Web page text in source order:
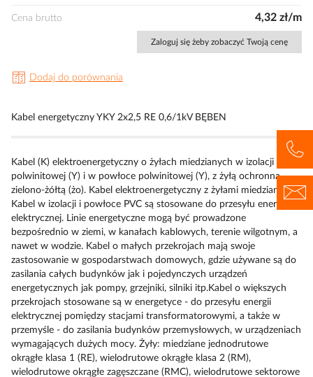
Cena brutto 4,32 zł/m
Zaloguj się żeby zobaczyć Twoją cenę
Dodaj do porównania
Kabel energetyczny YKY 2x2,5 RE 0,6/1kV BĘBEN
Kabel (K) elektroenergetyczny o żyłach miedzianych w izolacji
polwinitowej (Y) i w powłoce polwinitowej (Y), z żyłą ochronną
zielono-żółtą (żo). Kabel elektroenergetyczny z żyłami miedzianymi.
Kabel w izolacji i powłoce PVC są stosowane do przesyłu energii
elektrycznej. Linie energetyczne mogą być prowadzone
bezpośrednio w ziemi, w kanałach kablowych, terenie wilgotnym, a
nawet w wodzie. Kabel o małych przekrojach mają swoje
zastosowanie w gospodarstwach domowych, gdzie używane są do
zasilania całych budynków jak i pojedynczych urządzeń
energetycznych jak pompy, grzejniki, silniki itp.Kabel o większych
przekrojach stosowane są w energetyce - do przesyłu energii
elektrycznej pomiędzy stacjami transformatorowymi, a także w
przemyśle - do zasilania budynków przemysłowych, w urządzeniach
wymagających dużych mocy. Żyły: miedziane jednodrutowe
okrągłe klasa 1 (RE), wielodrutowe okrągłe klasa 2 (RM),
wielodrutowe okrągłe zagęszczane (RMC), wielodrutowe sektorowe